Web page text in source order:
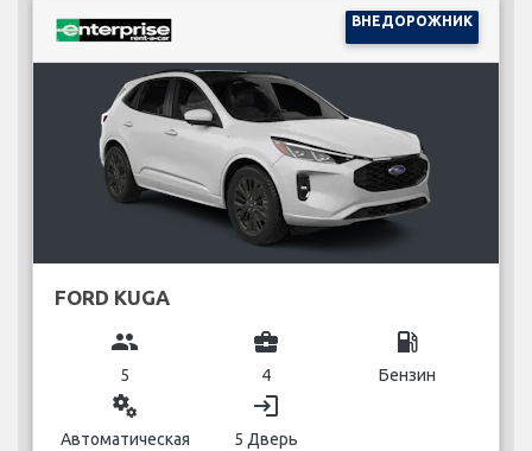
ВНЕДОРОЖНИК
FORD KUGA
group
5
business_center
4
local_gas_station
Бензин
miscellaneous_services
Автоматическая
login
5 Дверь